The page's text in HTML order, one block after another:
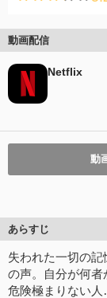
動画配信
Netflix
動
あらすじ
失われた一切の
の声。自分が何者
危険極まりない